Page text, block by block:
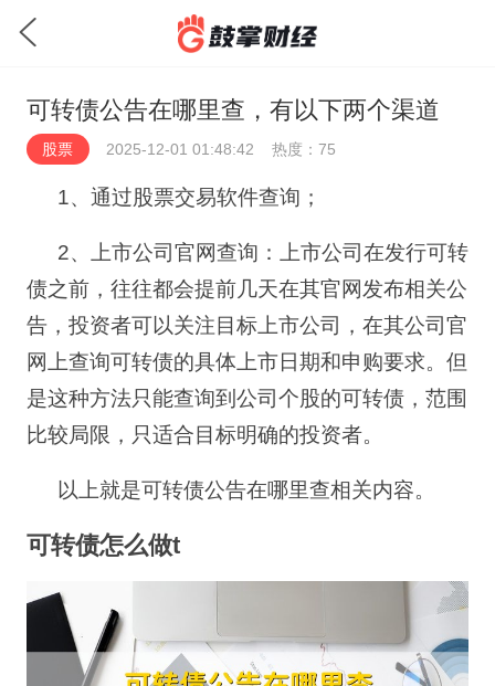
可转债公告在哪里查，有以下两个渠道
股票 2025-12-01 01:48:42 热度：75
1、通过股票交易软件查询；
2、上市公司官网查询：上市公司在发行可转
债之前，往往都会提前几天在其官网发布相关公
告，投资者可以关注目标上市公司，在其公司官
网上查询可转债的具体上市日期和申购要求。但
是这种方法只能查询到公司个股的可转债，范围
比较局限，只适合目标明确的投资者。
以上就是可转债公告在哪里查相关内容。
可转债怎么做t